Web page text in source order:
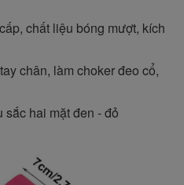
chất liệu bóng mượt, kích
chân, làm choker đeo cổ,
sắc hai mặt đen - đỏ